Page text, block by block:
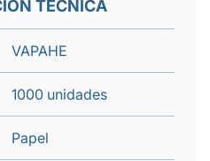
TÉCNICA
VAPAHE
1000 unidades
Papel